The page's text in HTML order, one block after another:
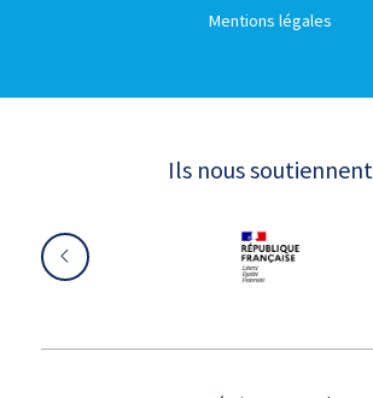
Mentions légales
Ils nous soutiennent